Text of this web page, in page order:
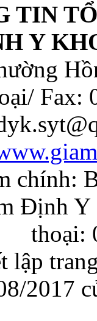
TIN
Y
Fax:
chính:
Định
thoại:
lập
2017